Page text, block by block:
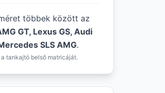
többek között az
GT, Lexus GS, Audi
SLS AMG.
tankajtó belső matricáját.